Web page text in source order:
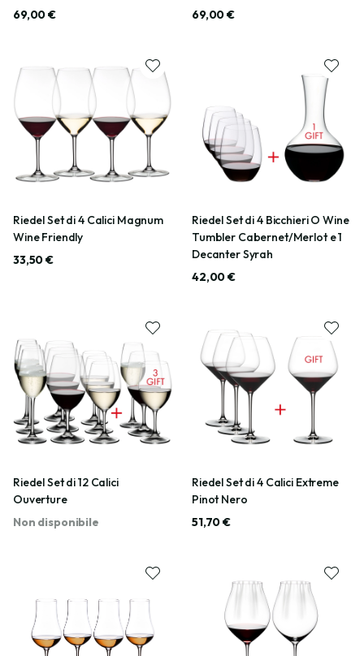
69,00 €
69,00 €
Riedel Set di 4 Calici Magnum
Wine Friendly
33,50 €
Riedel Set di 4 Bicchieri O Wine
Tumbler Cabernet/Merlot e 1
Decanter Syrah
42,00 €
Riedel Set di 12 Calici
Ouverture
Non disponibile
Riedel Set di 4 Calici Extreme
Pinot Nero
51,70 €